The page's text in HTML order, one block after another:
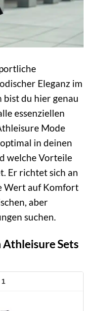
Eleganz im
du hier genau
essenziellen
Mode
in deinen
welche Vorteile
Er richtet sich an
Wert auf Komfort
aber
suchen.
Athleisure Sets
1